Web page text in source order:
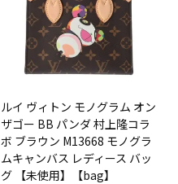
ルイ ヴィトン モノグラム オン
ザゴー BB パンダ 村上隆コラ
ボ ブラウン M13668 モノグラ
ムキャンバス レディース バッ
グ 【未使用】【bag】